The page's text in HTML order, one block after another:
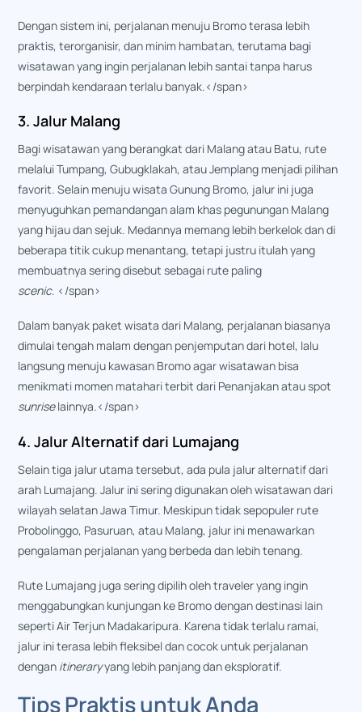
Dengan sistem ini, perjalanan menuju Bromo terasa lebih
praktis, terorganisir, dan minim hambatan, terutama bagi
wisatawan yang ingin perjalanan lebih santai tanpa harus
berpindah kendaraan terlalu banyak.</span>
3. Jalur Malang
Bagi wisatawan yang berangkat dari Malang atau Batu, rute
melalui Tumpang, Gubugklakah, atau Jemplang menjadi pilihan
favorit. Selain menujuwisata Gunung Bromo, jalur ini juga
menyuguhkan pemandangan alam khas pegunungan Malang
yang hijau dan sejuk. Medannya memang lebih berkelok dan di
beberapa titik cukup menantang, tetapi justru itulah yang
membuatnya sering disebut sebagai rute paling
scenic. </span>
Dalam banyak paket wisata dari Malang, perjalanan biasanya
dimulai tengah malam dengan penjemputan dari hotel, lalu
langsung menuju kawasan Bromo agar wisatawan bisa
menikmati momen matahari terbit dari Penanjakan atau spot
sunriselainnya.</span>
4. Jalur Alternatif dari Lumajang
Selain tiga jalur utama tersebut, ada pula jalur alternatif dari
arah Lumajang. Jalur ini sering digunakan oleh wisatawan dari
wilayah selatan Jawa Timur. Meskipun tidak sepopuler rute
Probolinggo, Pasuruan, atau Malang, jalur ini menawarkan
pengalaman perjalanan yang berbeda dan lebih tenang.
Rute Lumajang juga sering dipilih oleh traveler yang ingin
menggabungkan kunjungan ke Bromo dengan destinasi lain
seperti Air Terjun Madakaripura. Karena tidak terlalu ramai,
jalur ini terasa lebih fleksibel dan cocok untuk perjalanan
dengan itineraryyang lebih panjang dan eksploratif.
Tips Praktis untuk Anda